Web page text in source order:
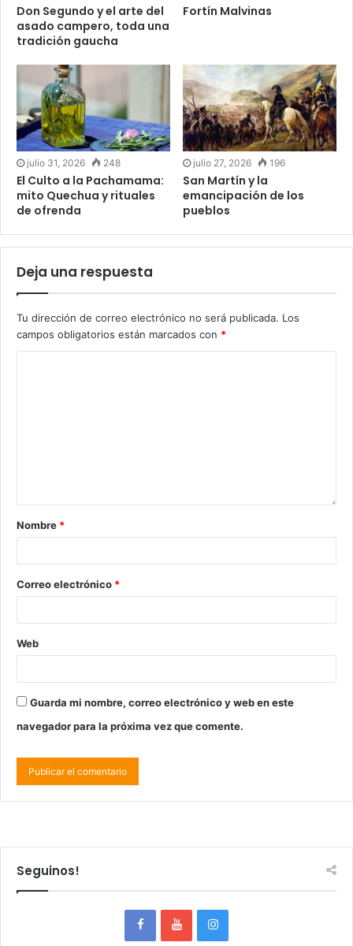
Don Segundo y el arte del
asado campero, toda una
tradición gaucha
Fortín Malvinas
julio 31, 2026 248
El Culto a la Pachamama:
mito Quechua y rituales
de ofrenda
julio 27, 2026 196
San Martín y la
emancipación de los
pueblos
Deja una respuesta
Tu dirección de correo electrónico no será publicada. Los
campos obligatorios están marcados con *
Nombre *
Correo electrónico *
Web
Guarda mi nombre, correo electrónico y web en este
navegador para la próxima vez que comente.
Seguinos!